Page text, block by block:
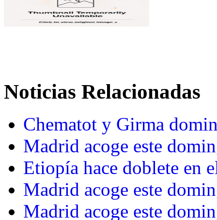
Noticias Relacionadas
Chematot y Girma
Madrid acoge este
Etiopía hace doblete en
Madrid acoge este
Madrid acoge este